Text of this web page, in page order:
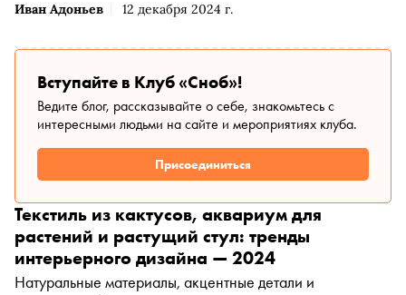
Иван Адоньев 12 декабря 2024 г.
Вступайте в Клуб «Сноб»!
Ведите блог, рассказывайте о себе, знакомьтесь с
интересными людьми на сайте и мероприятиях клуба.
Присоединиться
Текстиль из кактусов, аквариум для
растений и растущий стул: тренды
интерьерного дизайна — 2024
Натуральные материалы, акцентные детали и